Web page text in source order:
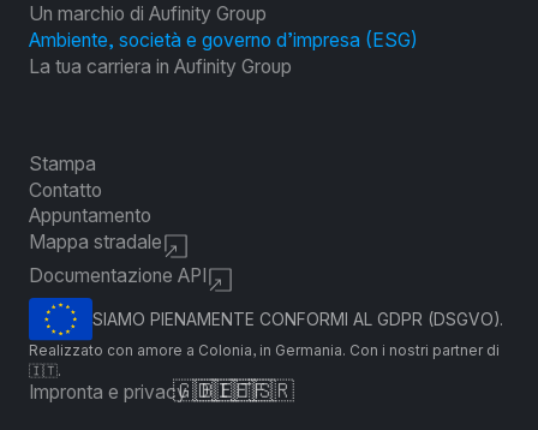
Un marchio di Aufinity Group
Ambiente, società e governo d’impresa (ESG)
La tua carriera in Aufinity Group
Stampa
Contatto
Appuntamento
Mappa stradale
Documentazione API
SIAMO PIENAMENTE CONFORMI AL GDPR (DSGVO).
Realizzato con amore a Colonia, in Germania. Con i nostri partner di
🇮🇹.
Impronta e privacy🇬🇧
🇩🇪
🇮🇹
🇪🇸
🇫🇷